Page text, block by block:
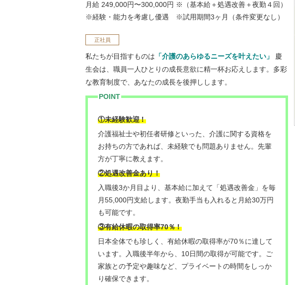
月給 249,000円〜300,000円 ※（基本給＋処遇改善＋夜勤４回）
※経験・能力を考慮し優遇 ※試用期間3ヶ月（条件変更なし）
正社員
私たちが目指すものは 「介護のあらゆるニーズを叶えたい」
慶
生会は、職員一人ひとりの成長意欲に精一杯お応えします。多彩
な教育制度で、あなたの成長を後押しします。
POINT
①未経験歓迎！
介護福祉士や初任者研修といった、介護に関する資格を
お持ちの方であれば、未経験でも問題ありません。先輩
方が丁寧に教えます。
②処遇改善金あり！
入職後3か月目より、基本給に加えて「処遇改善金」を毎
月55,000円支給します。夜勤手当も入れると月給30万円
も可能です。
③有給休暇の取得率70％！
日本全体でも珍しく、有給休暇の取得率が70％に達して
います。入職後半年から、10日間の取得が可能です。ご
家族との予定や趣味など、プライベートの時間をしっか
り確保できます。